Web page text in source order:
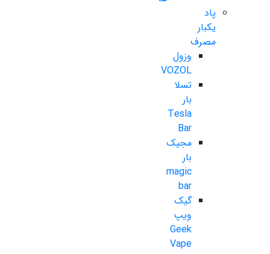
پاد
یکبار
مصرف
وزول
VOZOL
تسلا
بار
Tesla
Bar
مجیک
بار
magic
bar
گیک
ویپ
Geek
Vape